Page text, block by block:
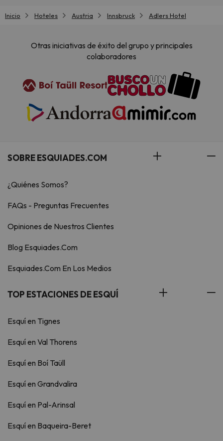
Inicio Hoteles Austria Innsbruck Adlers Hotel
Otras iniciativas de éxito del grupo y principales
colaboradores
SOBRE ESQUIADES.COM
¿Quiénes Somos?
FAQs - Preguntas Frecuentes
Opiniones de Nuestros Clientes
Blog Esquiades.Com
Esquiades.Com En Los Medios
TOP ESTACIONES DE ESQUÍ
Esquí en Tignes
Esquí en Val Thorens
Esquí en Boí Taüll
Esquí en Grandvalira
Esquí en Pal-Arinsal
Esquí en Baqueira-Beret